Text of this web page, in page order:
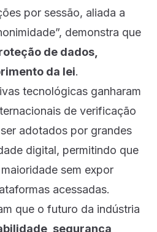
por sessão, aliada a
demonstra que
de dados,
da lei.
tecnológicas ganharam
de verificação
adotados por grandes
digital, permitindo que
sem expor
acessadas.
que o futuro da indústria
segurança